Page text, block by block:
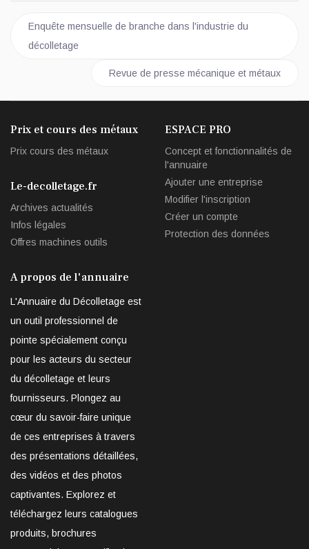
Article précédent : Enquête mensuelle de branche dans
Enquête mensuelle de branche dans l'industrie du
décolletage
Article suivant : Revue de presse mécanique
Revue de presse mécanique et métaux
Prix et cours des métaux
Prix cours des métaux
Le-decolletage.fr
Archives actualités
Infos légales
Offres machines outils
ESPACE PRO
Concept et fonctionnalités de
l'annuaire
Ajouter une entreprise
Modifier l'inscription
Créer un compte
Protection des données
A propos de l'annuaire
L'Annuaire du Décolletage est
un outil professionnel de
pointe spécialement conçu
pour les acteurs du secteur
du décolletage et leurs
fournisseurs. Plongez au
cœur du savoir-faire unique
de ces entreprises à travers
des présentations détaillées,
des vidéos et des photos
captivantes. Explorez et
téléchargez leurs catalogues
produits, brochures